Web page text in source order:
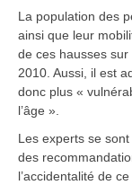
La population des
ainsi que leur
de ces hausses sur
2010. Aussi, il est
donc plus «
l’âge ».
Les experts se
des
l’accidentalité de